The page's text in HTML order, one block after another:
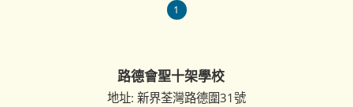
1
路德會聖十架學校
地址: 新界荃灣路德圍31號